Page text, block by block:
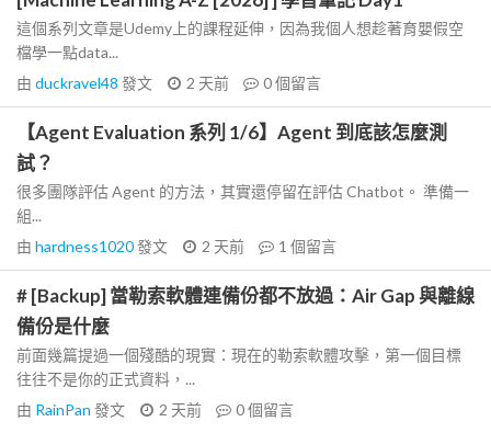
這個系列文章是Udemy上的課程延伸，因為我個人想趁著育嬰假空
檔學一點data...
由 duckravel48 發文 2 天前 0個留言
【Agent Evaluation 系列 1/6】Agent 到底該怎麼測
試？
很多團隊評估 Agent 的方法，其實還停留在評估 Chatbot。 準備一
組...
由 hardness1020發文 2 天前 1 個留言
# [Backup] 當勒索軟體連備份都不放過：Air Gap 與離線
備份是什麼
前面幾篇提過一個殘酷的現實：現在的勒索軟體攻擊，第一個目標
往往不是你的正式資料，...
由 RainPan 發文 2 天前 0個留言